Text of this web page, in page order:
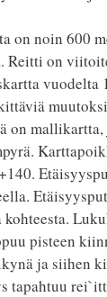
on noin 600
Reitti on
vuodelta
on
pisteen
ja siihen
tapahtuu